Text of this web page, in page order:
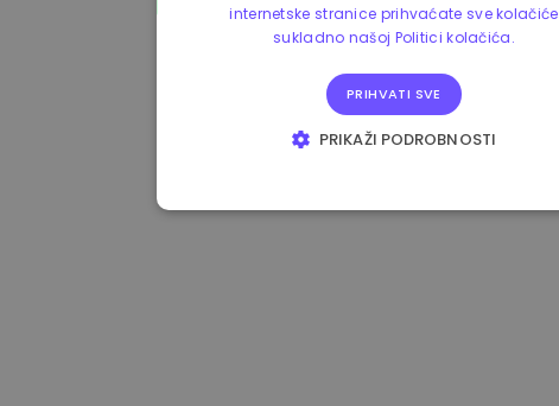
1.190000 € -2.10%
internetske stranice prihvaćate sve kolačiće
sukladno našoj Politici kolačića.
PRIHVATI SVE
PRIKAŽI PODROBNOSTI